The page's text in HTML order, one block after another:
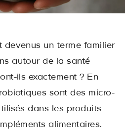
devenus un terme familier
autour de la santé
ils exactement ? En
sont des micro-
dans les produits
alimentaires.